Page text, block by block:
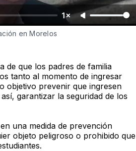
1×
en Morelos
de que los padres de familia
tanto al momento de ingresar
objetivo prevenir que ingresen
garantizar la seguridad de los
una medida de prevención
objeto peligroso o prohibido que